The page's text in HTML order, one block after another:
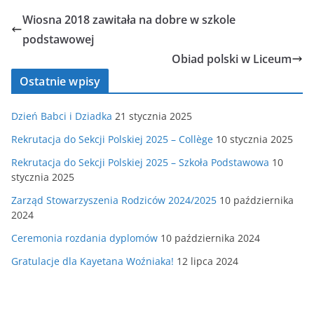
Wiosna 2018 zawitała na dobre w szkole
podstawowej
Obiad polski w Liceum
Ostatnie wpisy
Dzień Babci i Dziadka 21 stycznia 2025
Rekrutacja do Sekcji Polskiej 2025 – Collège 10 stycznia 2025
Rekrutacja do Sekcji Polskiej 2025 – Szkoła Podstawowa 10
stycznia 2025
Zarząd Stowarzyszenia Rodziców 2024/2025 10 października
2024
Ceremonia rozdania dyplomów 10 października 2024
Gratulacje dla Kayetana Woźniaka! 12 lipca 2024